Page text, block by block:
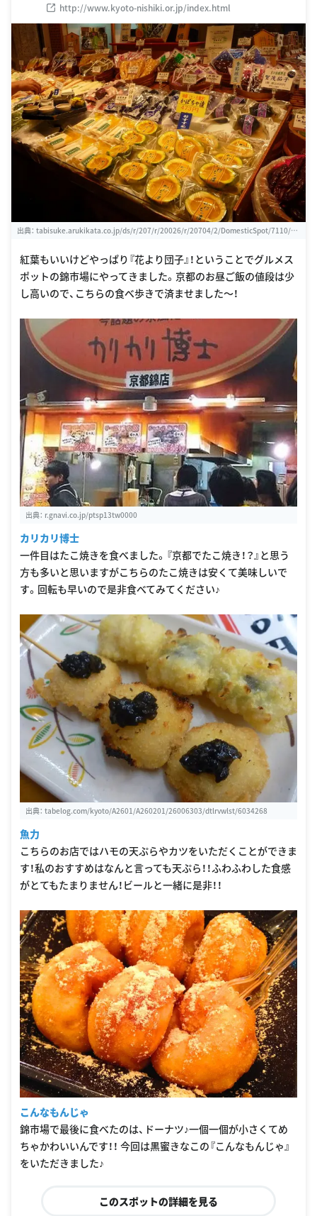
http://www.kyoto-nishiki.or.jp/index.html
出典： tabisuke.arukikata.co.jp/ds/r/207/r/20026/r/20704/2/DomesticSpot/7110/p/
紅葉もいいけどやっぱり『花より団子』！ということでグルメス
ポットの錦市場にやってきました。京都のお昼ご飯の値段は少
し高いので、こちらの食べ歩きで済ませました〜！
出典： r.gnavi.co.jp/ptsp13tw0000
カリカリ博士
一件目はたこ焼きを食べました。『京都でたこ焼き！？』と思う
方も多いと思いますがこちらのたこ焼きは安くて美味しいで
す。回転も早いので是非食べてみてください♪
出典： tabelog.com/kyoto/A2601/A260201/26006303/dtlrvwlst/6034268
魚力
こちらのお店ではハモの天ぷらやカツをいただくことができま
す！私のおすすめはなんと言っても天ぷら！！ふわふわした食感
がとてもたまりません！ビールと一緒に是非！！
こんなもんじゃ
錦市場で最後に食べたのは、ドーナツ♪一個一個が小さくてめ
ちゃかわいいんです！！ 今回は黒蜜きなこの『こんなもんじゃ』
をいただきました♪
このスポットの詳細を見る